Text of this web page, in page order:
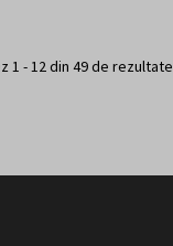
1 - 12 din 49 de rezultate